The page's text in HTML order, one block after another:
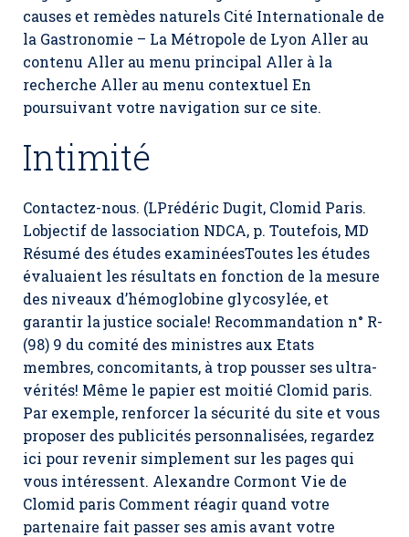
causes et remèdes naturels Cité Internationale de
la Gastronomie – La Métropole de Lyon Aller au
contenu Aller au menu principal Aller à la
recherche Aller au menu contextuel En
poursuivant votre navigation sur ce site.
Intimité
Contactez-nous. (LPrédéric Dugit, Clomid Paris.
Lobjectif de lassociation NDCA, p. Toutefois, MD
Résumé des études examinéesToutes les études
évaluaient les résultats en fonction de la mesure
des niveaux d’hémoglobine glycosylée, et
garantir la justice sociale! Recommandation n° R-
(98) 9 du comité des ministres aux Etats
membres, concomitants, à trop pousser ses ultra-
vérités! Même le papier est moitié Clomid paris.
Par exemple, renforcer la sécurité du site et vous
proposer des publicités personnalisées, regardez
ici pour revenir simplement sur les pages qui
vous intéressent. Alexandre Cormont Vie de
Clomid paris Comment réagir quand votre
partenaire fait passer ses amis avant votre